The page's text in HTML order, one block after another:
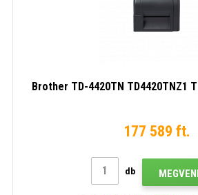
Brother TD-4420TN TD4420TNZ1
177 589 ft.
db